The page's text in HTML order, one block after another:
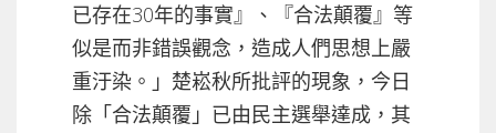
已存在30年的事實』、『合法顛覆』等
似是而非錯誤觀念，造成人們思想上嚴
重汙染。」楚崧秋所批評的現象，今日
除「合法顛覆」已由民主選舉達成，其